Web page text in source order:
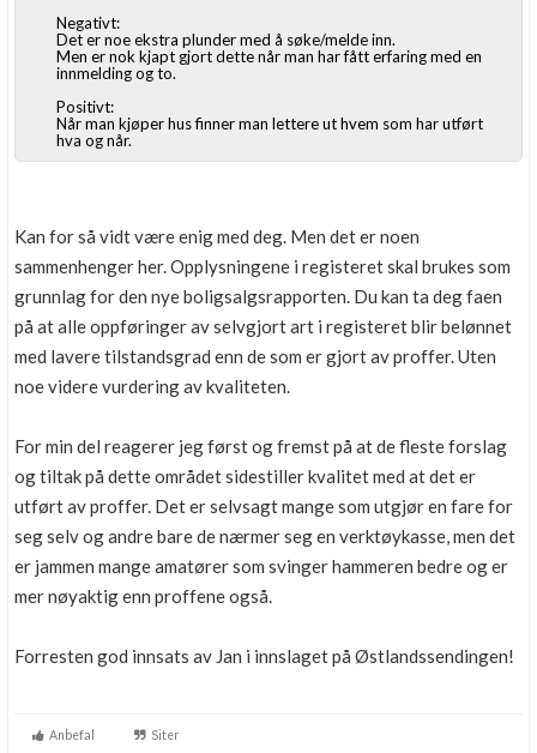
Negativt:
Det er noe ekstra plunder med å søke/melde inn.
Men er nok kjapt gjort dette når man har fått erfaring med en
innmelding og to.
Positivt:
Når man kjøper hus finner man lettere ut hvem som har utført
hva og når.
Kan for så vidt være enig med deg. Men det er noen
sammenhenger her. Opplysningene i registeret skal brukes som
grunnlag for den nye boligsalgsrapporten. Du kan ta deg faen
på at alle oppføringer av selvgjort art i registeret blir belønnet
med lavere tilstandsgrad enn de som er gjort av proffer. Uten
noe videre vurdering av kvaliteten.
For min del reagerer jeg først og fremst på at de fleste forslag
og tiltak på dette området sidestiller kvalitet med at det er
utført av proffer. Det er selvsagt mange som utgjør en fare for
seg selv og andre bare de nærmer seg en verktøykasse, men det
er jammen mange amatører som svinger hammeren bedre og er
mer nøyaktig enn proffene også.
Forresten god innsats av Jan i innslaget på Østlandssendingen!
Anbefal Siter